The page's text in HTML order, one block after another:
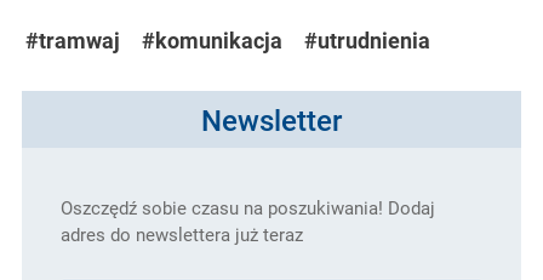
#tramwaj #komunikacja #utrudnienia
Newsletter
Oszczędź sobie czasu na poszukiwania! Dodaj
adres do newslettera już teraz